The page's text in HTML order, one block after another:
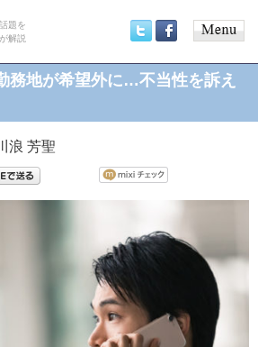
題を
解説
menu
務地が希望外に…不当性を訴え
浪 芳聖